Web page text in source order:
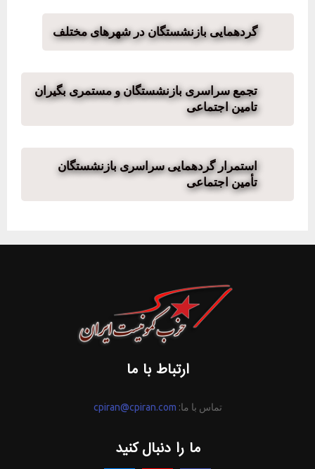
گردهمایی بازنشستگان در شهرهای مختلف
تجمع سراسری بازنشستگان و مستمری بگیران
تامین اجتماعی
استمرار گردهمایی سراسری بازنشستگان
تأمین اجتماعی
ارتباط با ما
تماس با ما: cpiran@cpiran.com
ما را دنبال کنید